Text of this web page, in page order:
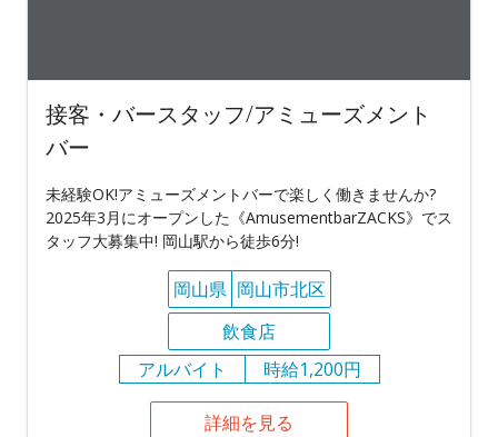
接客・バースタッフ/アミューズメント
バー
未経験OK!アミューズメントバーで楽しく働きませんか?
2025年3月にオープンした《AmusementbarZACKS》でス
タッフ大募集中! 岡山駅から徒歩6分!
岡山県 岡山市北区
飲食店
アルバイト
時給1,200円
詳細を見る